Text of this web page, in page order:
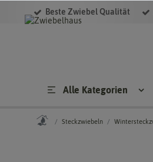
Beste Zwiebel Qualität
Alle Kategorien
Steckzwiebeln